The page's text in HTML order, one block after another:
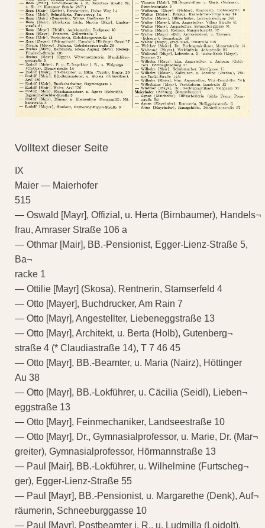
Volltext dieser Seite
IX
Maier — Maierhofer
515
— Oswald [Mayr], Offizial, u. Herta (Birnbaumer), Handels¬
frau, Amraser Straße 106 a
— Othmar [Mair], BB.-Pensionist, Egger-Lienz-Straße 5,
Ba¬
racke 1
— Ottilie [Mayr] (Skosa), Rentnerin, Stamserfeld 4
— Otto [Mayer], Buchdrucker, Am Rain 7
— Otto [Mayr], Angestellter, Liebeneggstraße 13
— Otto [Mayr], Architekt, u. Berta (Holb), Gutenberg¬
straße 4 (* Claudiastraße 14), T 7 46 45
— Otto [Mayr], BB.-Beamter, u. Maria (Nairz), Höttinger
Au 38
— Otto [Mayr], BB.-Lokführer, u. Cäcilia (Seidl), Lieben¬
eggstraße 13
— Otto [Mayr], Feinmechaniker, Landseestraße 10
— Otto [Mayr], Dr., Gymnasialprofessor, u. Marie, Dr. (Mar¬
greiter), Gymnasialprofessor, Hörmannstraße 13
— Paul [Mair], BB.-Lokführer, u. Wilhelmine (Furtscheg¬
ger), Egger-Lienz-Straße 55
— Paul [Mayr], BB.-Pensionist, u. Margarethe (Denk), Auf¬
räumerin, Schneeburggasse 10
— Paul [Mayr], Postbeamter i. R., u. Ludmilla (Loidolt),